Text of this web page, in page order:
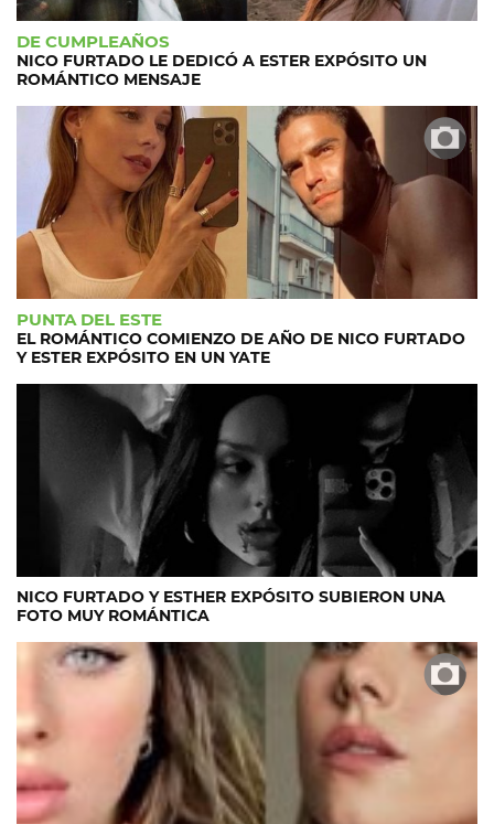
DE CUMPLEAÑOS
NICO FURTADO LE DEDICÓ A ESTER EXPÓSITO UN
ROMÁNTICO MENSAJE
PUNTA DEL ESTE
EL ROMÁNTICO COMIENZO DE AÑO DE NICO FURTADO
Y ESTER EXPÓSITO EN UN YATE
NICO FURTADO Y ESTHER EXPÓSITO SUBIERON UNA
FOTO MUY ROMÁNTICA